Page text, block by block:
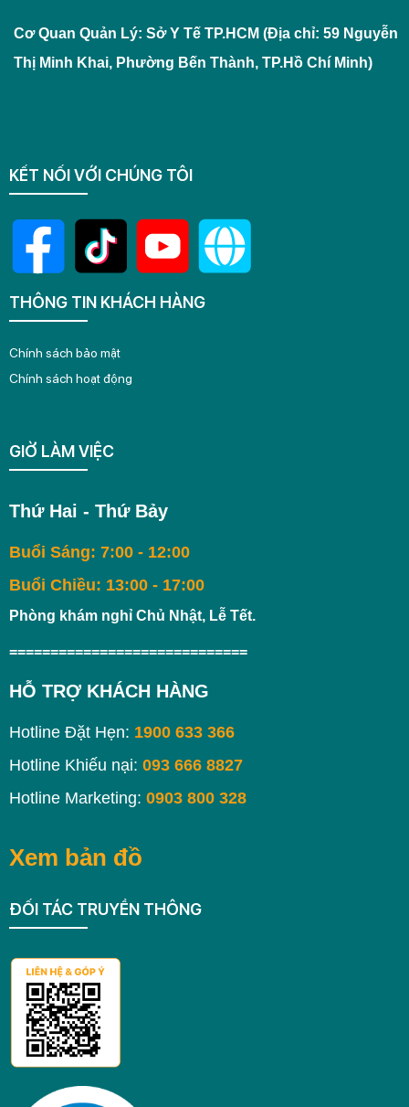
Cơ Quan Quản Lý: Sở Y Tế TP.HCM (Địa chỉ: 59 Nguyễn
Thị Minh Khai, Phường Bến Thành, TP.Hồ Chí Minh)
KẾT NỐI VỚI CHÚNG TÔI
THÔNG TIN KHÁCH HÀNG
Chính sách bảo mật
Chính sách hoạt động
GIỜ LÀM VIỆC
Thứ Hai - Thứ Bảy
Buổi Sáng: 7:00 - 12:00
Buổi Chiều: 13:00 - 17:00
Phòng khám nghỉ Chủ Nhật, Lễ Tết.
=============================
HỖ TRỢ KHÁCH HÀNG
Hotline Đặt Hẹn: 1900 633 366
Hotline Khiếu nại: 093 666 8827
Hotline Marketing: 0903 800 328
Xem bản đồ
ĐỐI TÁC TRUYỀN THÔNG